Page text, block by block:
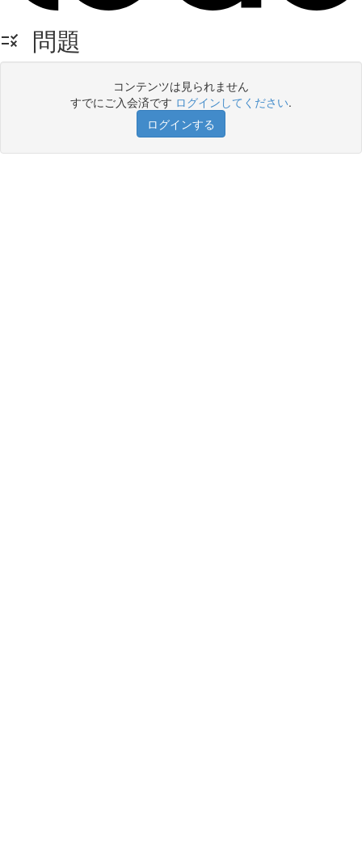
問題
コンテンツは見られません
すでにご入会済です ログインしてください.
ログインする